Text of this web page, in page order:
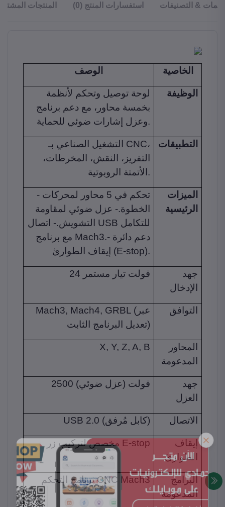
& التصنيفات استفسارات المنتج (0) المنتجات
الخاصية الوصف
الوظيفة
لوحة توصيل وتحكم لأنظمة
بخمسة محاور، مع دعم برنامج
وعزل إشارات ضوئي للحماية.
التطبيقات
التشغيل الصناعي بـ CNC،
التفريز، النقش، المخرطات،
الأتمتة الروبوتية.
الميزات
الرئيسية
- تحكم في 5 محاور لمحركات
الخطوة.- عزل ضوئي لمقاومة
التشويش.- اتصال USB للتكامل
مع برنامج Mach3.- دعم دائرة
إيقاف الطوارئ (E-stop).
جهد
الإدخال
24 فولت تيار مستمر
التوافق
Mach3, Mach4, GRBL (عبر
تعديل البرنامج الثابت)
المحاور
المدعومة
X, Y, Z, A, B
جهد
العزل
2500 فولت (عزل ضوئي)
الاتصال USB 2.0 (كابل مُرفق)
إيقاف
الطوارئ
مخصص لتركيب زر E-stop
البرامج
المدعومة
برنامج التحكم CNC Mach3